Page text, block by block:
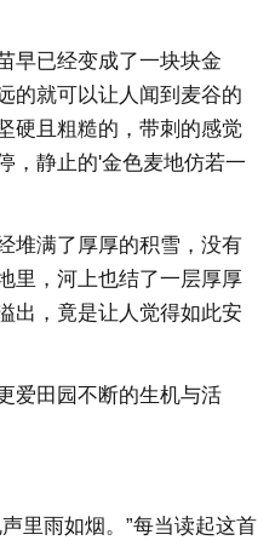
早已经变成了一块块金
的就可以让人闻到麦谷的
硬且粗糙的，带刺的感觉
，静止的'金色麦地仿若一
堆满了厚厚的积雪，没有
里，河上也结了一层厚厚
出，竟是让人觉得如此安
爱田园不断的生机与活
里雨如烟。”每当读起这首